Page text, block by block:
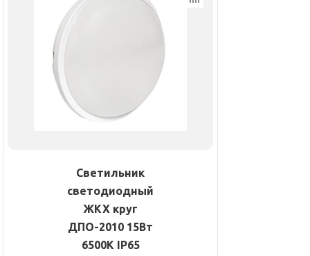
Светильник
светодиодный
ЖКХ круг
ДПО-2010 15Вт
6500К IP65